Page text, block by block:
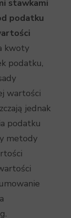
stawkami
podatku
kwoty
podatku,
wartości
jednak
podatku
metody